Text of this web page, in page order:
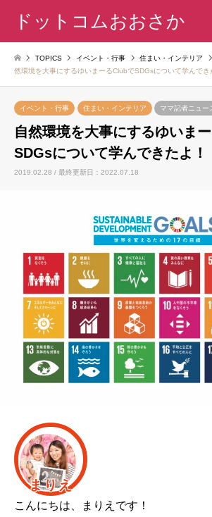
ドットコムおおさか
TOPICS イベント・行事 住まい・インテリア
然環境を大事にするゆいまーるClubでSDGsについて学んでき
イベント・行事 住まい・インテリア ママ記者ニュー
自然環境を大事にするゆいま
SDGsについて学んできたよ！
2019.02.28 / 最終更新日：2022.07.18
まりえ
こんにちは、まりえです！